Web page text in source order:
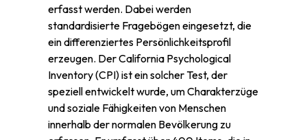
erfasst werden. Dabei werden
standardisierte Fragebögen eingesetzt, die
ein differenziertes Persönlichkeitsprofil
erzeugen. Der California Psychological
Inventory (CPI) ist ein solcher Test, der
speziell entwickelt wurde, um Charakterzüge
und soziale Fähigkeiten von Menschen
innerhalb der normalen Bevölkerung zu